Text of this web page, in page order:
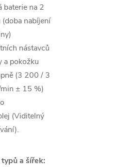
na 2
nabíjení
nástavců
a pokožku
(3 200 / 3
± 15 %)
(Viditelný
a šířek: